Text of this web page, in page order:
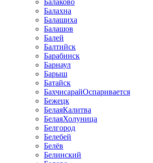
Балаково
Балахна
Балашиха
Балашов
Балей
Балтийск
Барабинск
Барнаул
Барыш
Батайск
БахчисарайОспаривается
Бежецк
БелаяКалитва
БелаяХолуница
Белгород
Белебей
Белёв
Белинский